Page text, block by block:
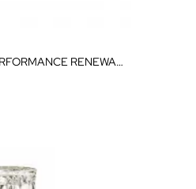
AQ MELIORITY HIGH PERFORMANCE RENEWAL CLEANSING CREAM 150 ML